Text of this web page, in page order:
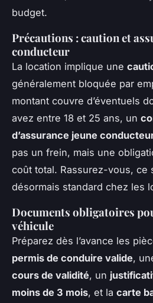
budget.
Précautions : caution et
conducteur
La location implique une
généralement bloquée par
montant couvre d’éventuels
avez entre 18 et 25 ans, un
d’assurance jeune
pas un frein, mais une
coût total. Rassurez-vous, ce
désormais standard chez les
Documents obligatoires
véhicule
Préparez dès l’avance les
permis de conduire valide,
cours de validité, un
moins de 3 mois, et la carte